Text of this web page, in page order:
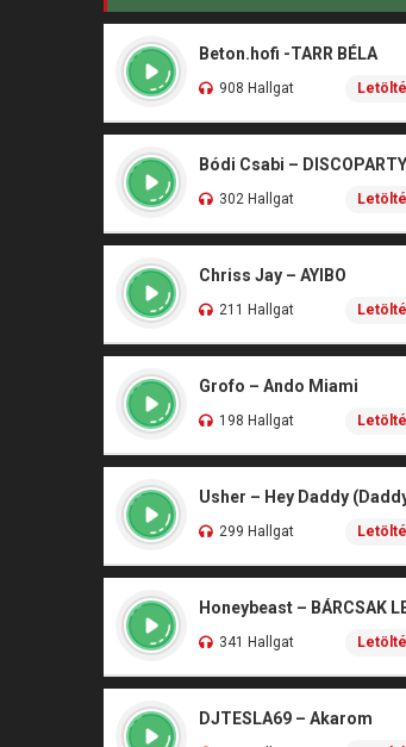
Beton.hofi -TARR BÉLA
908 Hallgat
Bódi Csabi – DISCOPARTY
302 Hallgat
Chriss Jay – AYIBO
211 Hallgat
Grofo – Ando Miami
198 Hallgat
299 Hallgat
341 Hallgat
DJTESLA69 – Akarom